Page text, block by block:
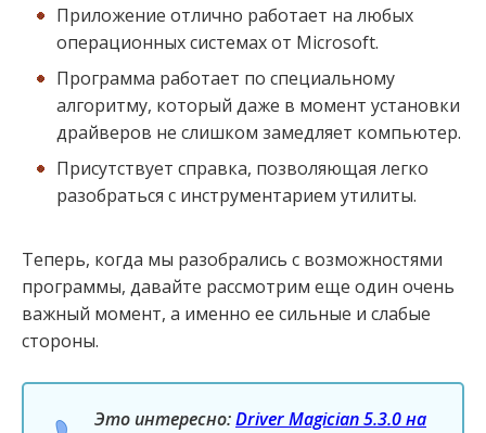
Приложение отлично работает на любых
операционных системах от Microsoft.
Программа работает по специальному
алгоритму, который даже в момент установки
драйверов не слишком замедляет компьютер.
Присутствует справка, позволяющая легко
разобраться с инструментарием утилиты.
Теперь, когда мы разобрались с возможностями
программы, давайте рассмотрим еще один очень
важный момент, а именно ее сильные и слабые
стороны.
Это интересно:Driver Magician 5.3.0 на